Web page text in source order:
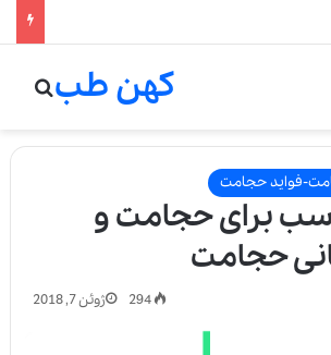
کهن طب
فواید حجامت
برای حجامت و
حجامت
ژوئن 7, 2018 294